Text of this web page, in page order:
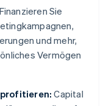
Finanzieren Sie
und mehr,
Vermögen
Capital